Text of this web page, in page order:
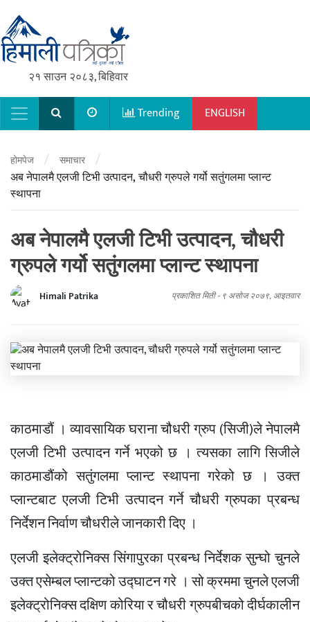
२१ साउन २०८३, बिहिवार
Main NavigationTrending ENGLISH
होमपेज / समाचार /
अब नेपालमै एलजी टिभी उत्पादन, चौधरी ग्रुपले गर्यो सतुंगलमा प्लान्ट
स्थापना
अब नेपालमै एलजी टिभी उत्पादन, चौधरी
ग्रुपले गर्यो सतुंगलमा प्लान्ट स्थापना
Himali Patrika प्रकाशित मिती - ९ असोज २०७९, आइतवार
काठमाडौं । व्यावसायिक घराना चौधरी ग्रुप (सिजी)ले नेपालमै
एलजी टिभी उत्पादन गर्ने भएको छ । त्यसका लागि सिजीले
काठमाडौंको सतुंगलमा प्लान्ट स्थापना गरेको छ । उक्त
प्लान्टबाट एलजी टिभी उत्पादन गर्ने चौधरी ग्रुपका प्रबन्ध
निर्देशन निर्वाण चौधरीले जानकारी दिए ।
एलजी इलेक्ट्रोनिक्स सिंगापुरका प्रबन्ध निर्देशक सुन्घो चुनले
उक्त एसेम्बल प्लान्टको उद्घाटन गरे । सो क्रममा चुनले एलजी
इलेक्ट्रोनिक्स दक्षिण कोरिया र चौधरी ग्रुपबीचको दीर्घकालीन